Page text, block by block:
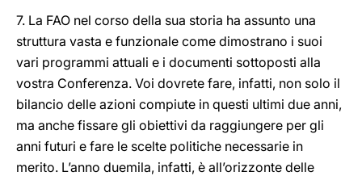
7. La FAO nel corso della sua storia ha assunto una
struttura vasta e funzionale come dimostrano i suoi
vari programmi attuali e i documenti sottoposti alla
vostra Conferenza. Voi dovrete fare, infatti, non solo il
bilancio delle azioni compiute in questi ultimi due anni,
ma anche fissare gli obiettivi da raggiungere per gli
anni futuri e fare le scelte politiche necessarie in
merito. L’anno duemila, infatti, è all’orizzonte delle